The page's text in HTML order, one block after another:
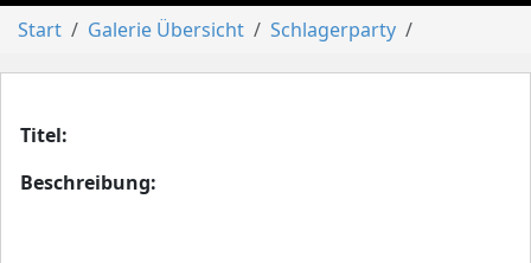
Start Galerie Übersicht Schlagerparty
Titel:
Beschreibung: